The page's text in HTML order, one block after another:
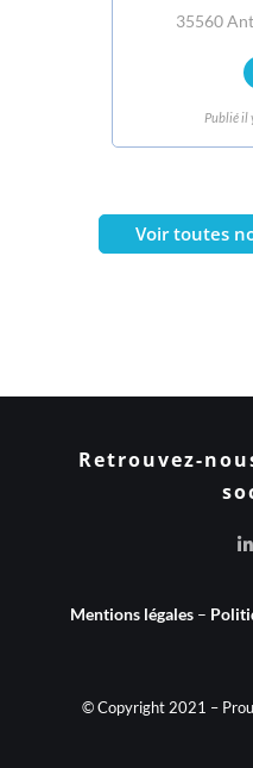
35560
Publié il
Voir toutes
Retrouvez-
Mentions légales –
© Copyright 2021 –